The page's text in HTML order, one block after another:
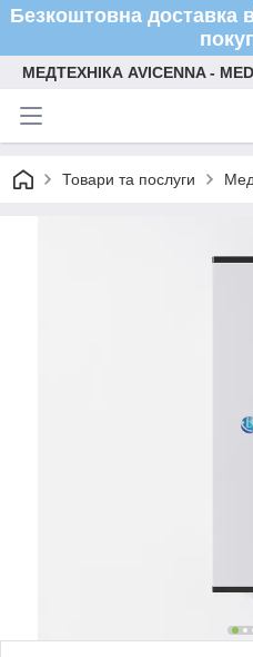
Безкоштовна доставка
МЕДТЕХНІКА AVICENNA -
Товари та послуги